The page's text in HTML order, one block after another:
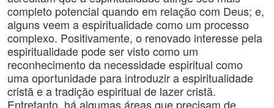
completo potencial quando em relação com Deus; e,
alguns veem a espiritualidade como um processo
complexo. Positivamente, o renovado interesse pela
espiritualidade pode ser visto como um
reconhecimento da necessidade espiritual como
uma oportunidade para introduzir a espiritualidade
cristã e a tradição espiritual de lazer cristã.
Entretanto, há algumas áreas que precisam de